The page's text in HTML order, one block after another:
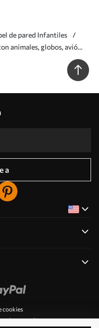
de pared Infantiles
animales, globos, avión
a
cookies
push